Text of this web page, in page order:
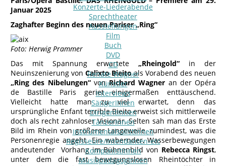
Konzerte-Liederabende
Sprechtheater
Ausstellungen
Film
Buch
DVD
CD
Renate Wagner
Künstler
Interviews
SängerInnen
DirigentInnen
TänzerInnen
InstrumentalsolistInnen
Regisseure/Intendanten-etc
KomponistInnen
MusikpädagogInnen
Januar 2025
Zaghafter Beginn des neuen Pariser „Ring“
Foto: Herwig Prammer
Das mit Spannung erwartete „Rheingold“ in der
Neuinszenierung von Calixto Bieitoals Vorabend des neuen
„Ring des Nibelungen“vonRichard Wagner an der Opéra
de Bastille Paris geriet einigermaßen enttäuschend.
Vielleicht hatte man zu viel erwartet, denn das
ursprüngliche Enfant terrible Bieito erweist sich mittlerweile
doch als recht zahnloser Visionär. Selten sah man das Erste
Bild im Rhein von größerer Langeweile, zumindest, was die
Personenregie angeht. Ein wabernder, Wasserbewegungen
andeutender Vorhang im Bühnenbild von Rebecca Ringst,
unter dem die fast bewegungslosen Rheintöchter in